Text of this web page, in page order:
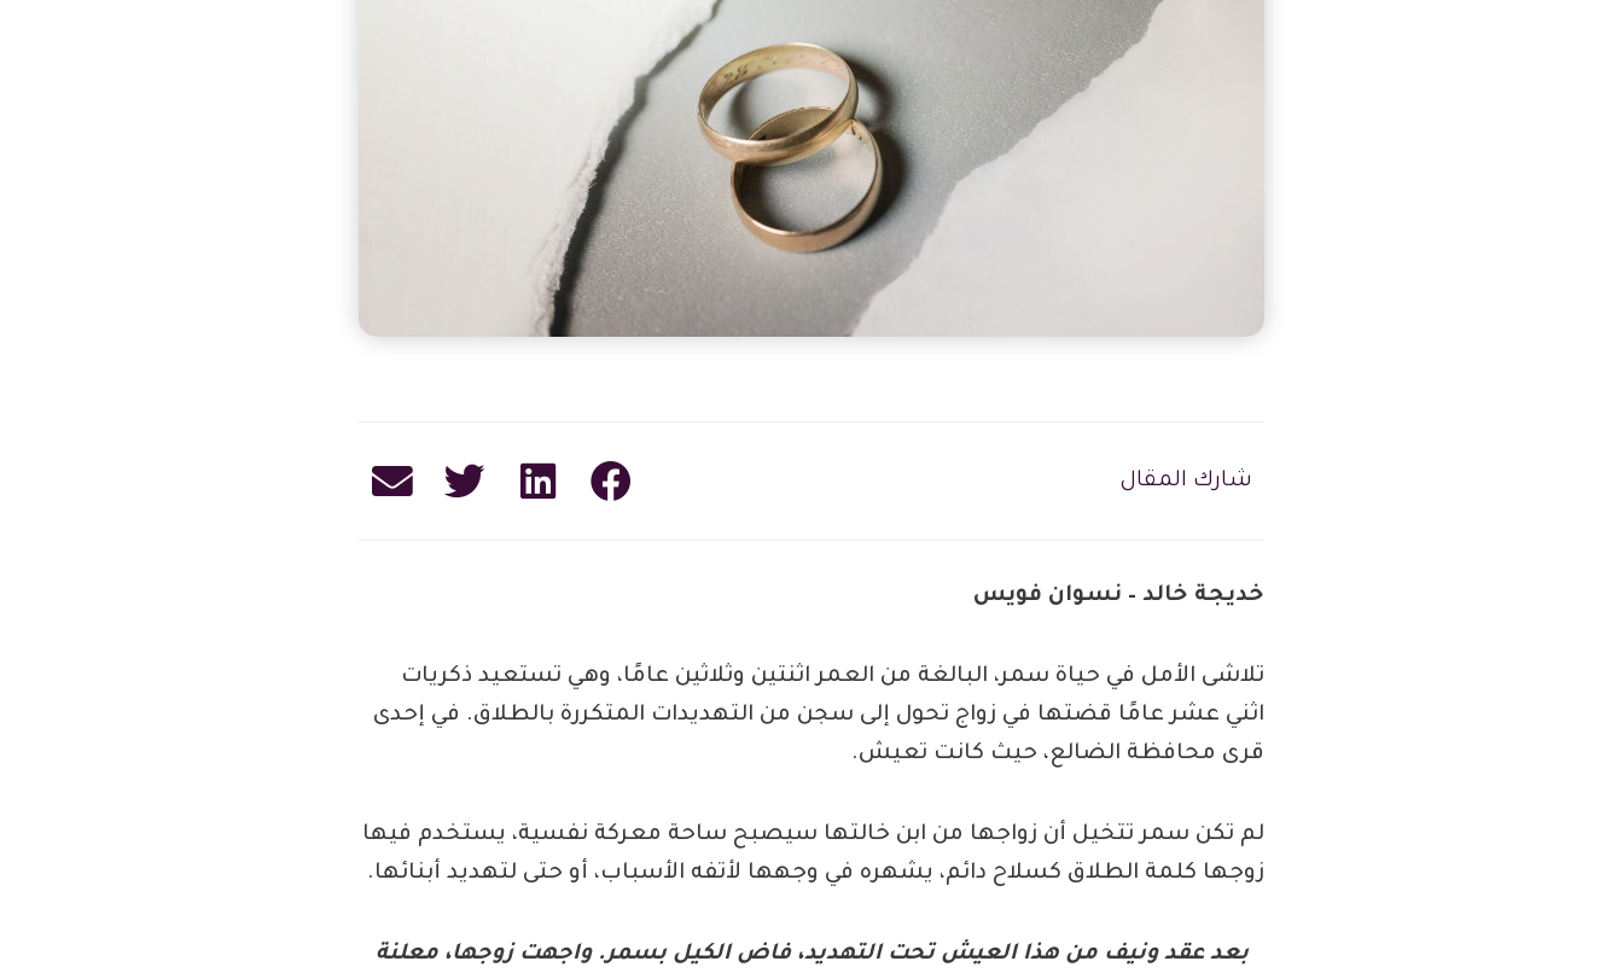
شارك المقال
خديجة خالد – نسوان فويس
تلاشى الأمل في حياة سمر، البالغة من العمر اثنتين وثلاثين عامًا، وهي تستعيد ذكريات
اثني عشر عامًا قضتها في زواج تحول إلى سجن من التهديدات المتكررة بالطلاق. في إحدى
قرى محافظة الضالع، حيث كانت تعيش.
لم تكن سمر تتخيل أن زواجها من ابن خالتها سيصبح ساحة معركة نفسية، يستخدم فيها
زوجها كلمة الطلاق كسلاح دائم، يشهره في وجهها لأتفه الأسباب، أو حتى لتهديد أبنائها.
بعد عقد ونيف من هذا العيش تحت التهديد، فاض الكيل بسمر. واجهت زوجها، معلنة